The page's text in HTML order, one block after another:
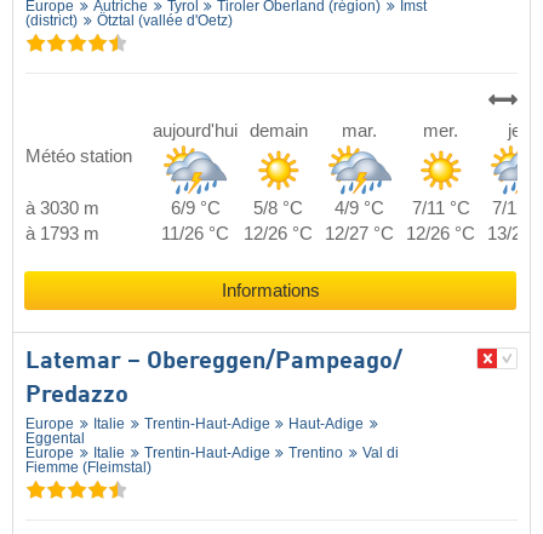
Europe Autriche Tyrol Tiroler Oberland (région)
Imst
(district)
Ötztal (vallée d'Oetz)
Météo station
aujourd'hui demain mar. mer. jeu.
à 3030 m 6/9 °C 5/8 °C 4/9 °C 7/11 °C
7/12
à 1793 m
11/26 °C 12/26 °C 12/27 °C 12/26 °C 13/27
Informations
Latemar – Obereggen/​Pampeago/​
Predazzo
Europe Italie Trentin-Haut-Adige
Haut-Adige
Eggental
Europe
Italie Trentin-Haut-Adige Trentino
Val di
Fiemme (Fleimstal)